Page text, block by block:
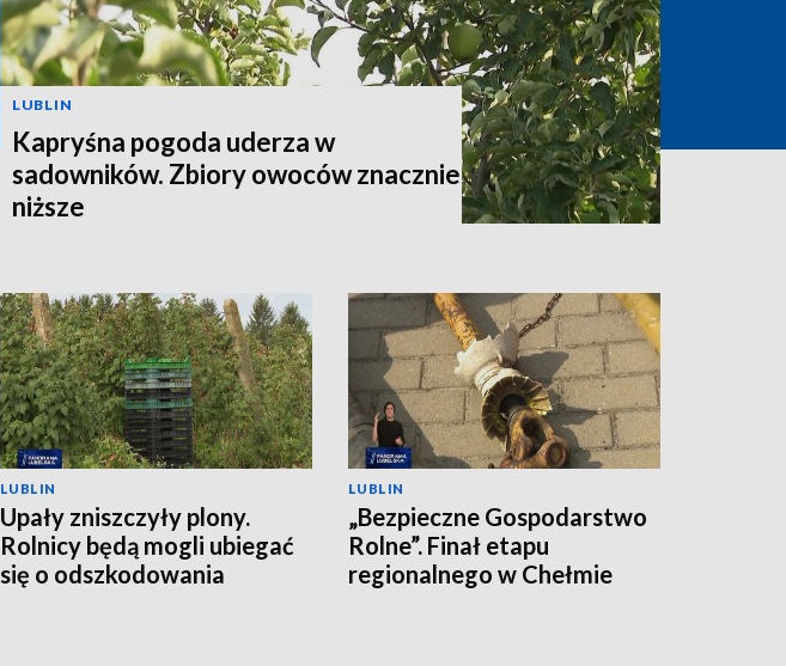
LUBLIN
Kapryśna pogoda uderza w
sadowników. Zbiory owoców znacznie
niższe
LUBLIN
Upały zniszczyły plony.
Rolnicy będą mogli ubiegać
się o odszkodowania
LUBLIN
„Bezpieczne Gospodarstwo
Rolne”. Finał etapu
regionalnego w Chełmie